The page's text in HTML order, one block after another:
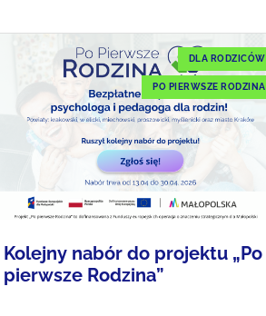
DLA RODZICÓW
PO PIERWSZE RODZINA
Kolejny nabór do projektu „Po
pierwsze Rodzina”